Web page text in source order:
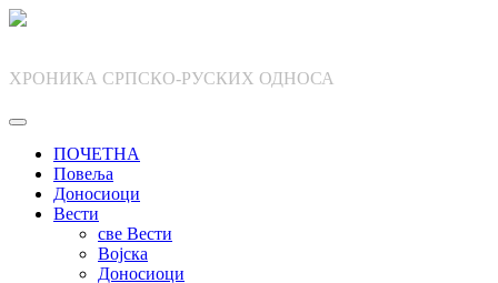
Skip
ХРОНИКА СРПСКО-РУСКИХ ОДНОСА
ПОЧЕТНА
Повеља
Доносиоци
Вести
све Вести
Војска
Доносиоци